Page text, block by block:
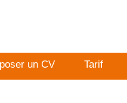
un CV Tarif